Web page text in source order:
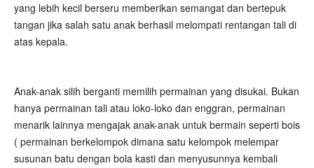
yang lebih kecil berseru memberikan semangat dan bertepuk
tangan jika salah satu anak berhasil melompati rentangan tali di
atas kepala.
Anak-anak silih berganti memilih permainan yang disukai. Bukan
hanya permainan tali atau loko-loko dan enggran, permainan
menarik lainnya mengajak anak-anak untuk bermain seperti bois
( permainan berkelompok dimana satu kelompok melempar
susunan batu dengan bola kasti dan menyusunnya kembali